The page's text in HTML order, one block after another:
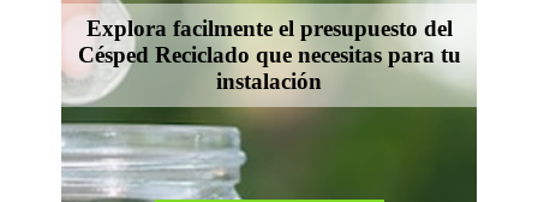
Explora facilmente el presupuesto del
Césped Reciclado que necesitas para tu
instalación